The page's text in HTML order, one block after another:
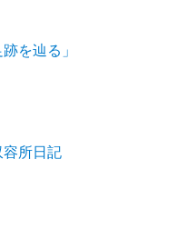
を辿る」
所日記